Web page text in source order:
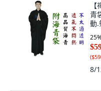
青
動.
25
(
8/